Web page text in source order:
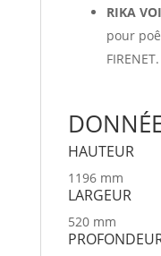
RIKA
pour
FIRENET.
HAU­TEUR
1196 mm
LARGEUR
520 mm